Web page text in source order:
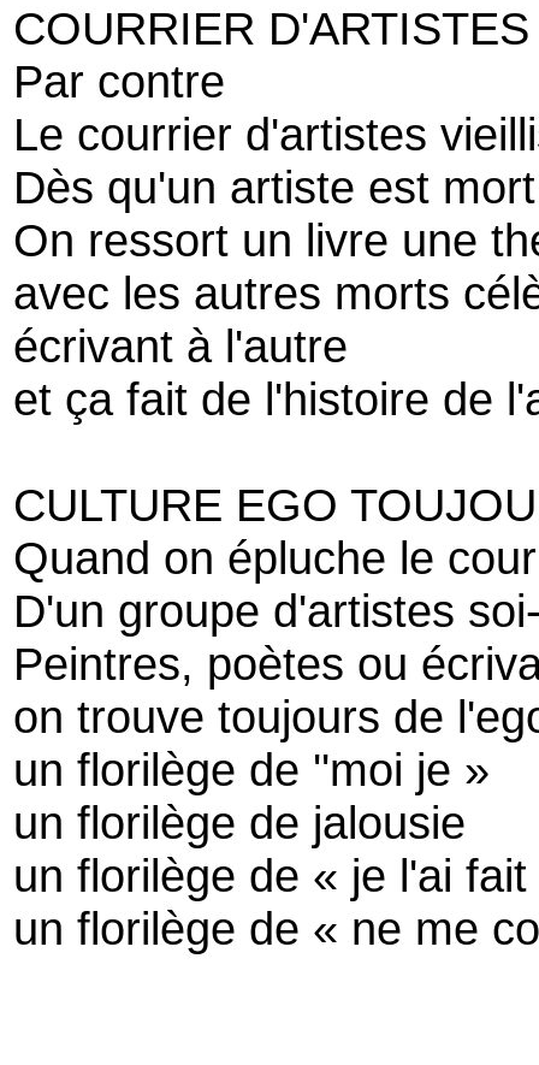
COURRIER D'ARTISTES
Par contre
Le courrier d'artistes
Dès qu'un artiste est
On ressort un livre une
avec les autres morts
écrivant à l'autre
et ça fait de l'histoire de
CULTURE EGO
Quand on épluche le
D'un groupe d'artistes
Peintres, poètes ou
on trouve toujours de
un florilège de ''moi je »
un florilège de jalousie
un florilège de « je l'ai
un florilège de « ne me